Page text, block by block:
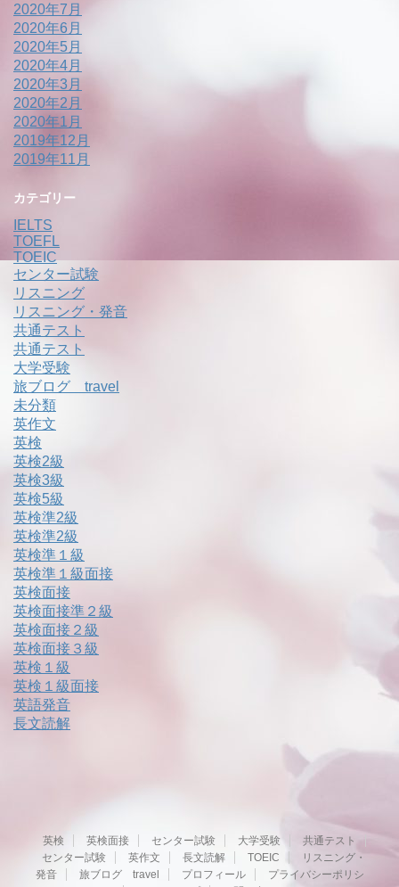
2020年7月
2020年6月
2020年5月
2020年4月
2020年3月
2020年2月
2020年1月
2019年12月
2019年11月
カテゴリー
IELTS
TOEFL
TOEIC
センター試験
リスニング
リスニング・発音
共通テスト
共通テスト
大学受験
旅ブログ travel
未分類
英作文
英検
英検2級
英検3級
英検5級
英検準2級
英検準2級
英検準１級
英検準１級面接
英検面接
英検面接準２級
英検面接２級
英検面接３級
英検１級
英検１級面接
英語発音
長文読解
英検 英検面接 センター試験 大学受験
共通テスト
センター試験
英作文 長文読解 TOEIC
リスニング・
発音
旅ブログ travel プロフィール
プライバシーポリシ